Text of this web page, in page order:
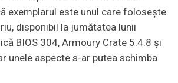
exemplarul este unul care folosește
disponibil la jumătatea lunii
BIOS 304, Armoury Crate 5.4.8 și
unele aspecte s-ar putea schimba